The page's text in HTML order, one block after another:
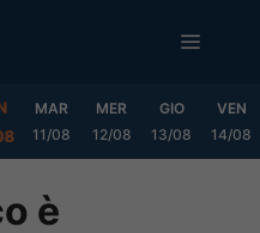
MENU
MAR
11/08
MER
12/08
GIO
13/08
VEN
14/08
è